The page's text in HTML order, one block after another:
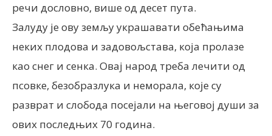
речи дословно, више од десет пута.
Залуду је ову земљу украшавати обећањима
неких плодова и задовољстава, која пролазе
као снег и сенка. Овај народ треба лечити од
псовке, безобразлука и неморала, које су
разврат и слобода посејали на његовој души за
ових последњих 70 година.